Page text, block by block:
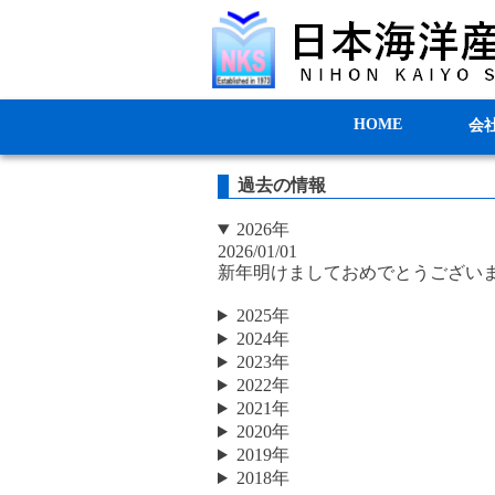
HOME 会
過去の情報
2026年
2026/01/01
新年明けましておめでとうござい
2025年
2024年
2023年
2022年
2021年
2020年
2019年
2018年